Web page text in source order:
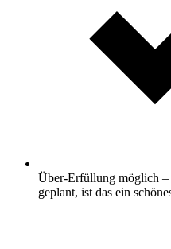
Über-Erfüllung möglich –
geplant, ist das ein